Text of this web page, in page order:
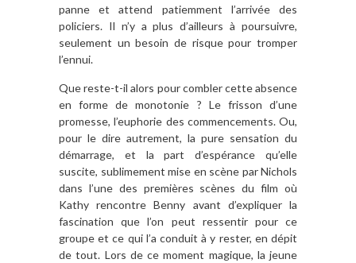
panne et attend patiemment l’arrivée des
policiers. Il n’y a plus d’ailleurs à poursuivre,
seulement un besoin de risque pour tromper
l’ennui.
Que reste-t-il alors pour combler cette absence
en forme de monotonie ? Le frisson d’une
promesse, l’euphorie des commencements. Ou,
pour le dire autrement, la pure sensation du
démarrage, et la part d’espérance qu’elle
suscite, sublimement mise en scène par Nichols
dans l’une des premières scènes du film où
Kathy rencontre Benny avant d’expliquer la
fascination que l’on peut ressentir pour ce
groupe et ce qui l’a conduit à y rester, en dépit
de tout. Lors de ce moment magique, la jeune